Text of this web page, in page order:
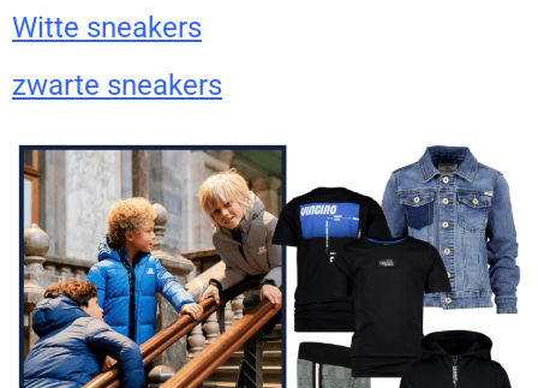
Witte sneakers
zwarte sneakers